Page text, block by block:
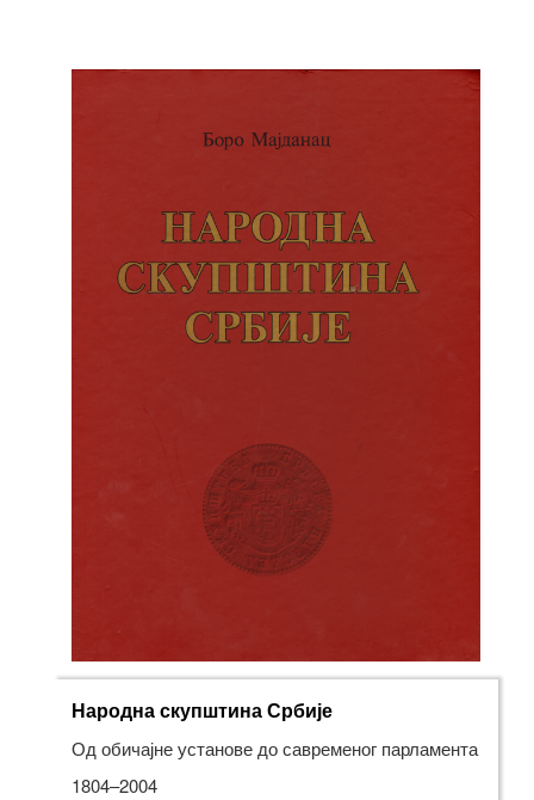
Народна скупштина Србије
Од обичајне установе до савременог парламента
1804–2004